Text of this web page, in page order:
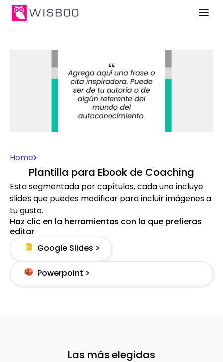
Home
Plantilla para Ebook de Coaching
Esta segmentada por capítulos, cada uno incluye
slides que puedes modificar para incluir imágenes a
tu gusto.
Haz clic en la herramientas con la que prefieras
editar
Google Slides >
Powerpoint >
Las más elegidas